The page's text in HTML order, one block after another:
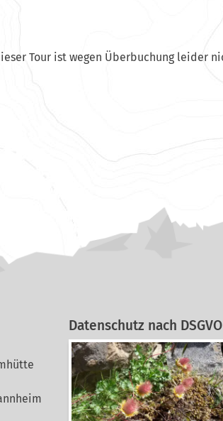
Tour ist wegen Überbuchung leider
Datenschutz nach DSGVO